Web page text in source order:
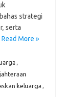
strategi
serta
Read More »
,
keluarga ,